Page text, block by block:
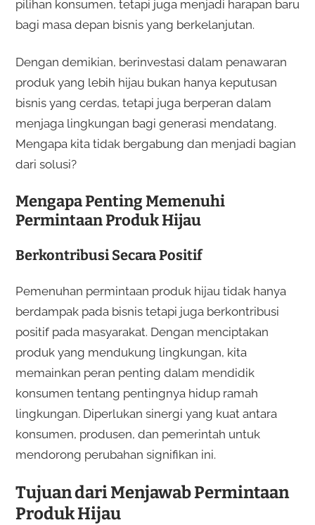
pilihan konsumen, tetapi juga menjadi harapan baru
bagi masa depan bisnis yang berkelanjutan.
Dengan demikian, berinvestasi dalam penawaran
produk yang lebih hijau bukan hanya keputusan
bisnis yang cerdas, tetapi juga berperan dalam
menjaga lingkungan bagi generasi mendatang.
Mengapa kita tidak bergabung dan menjadi bagian
dari solusi?
Mengapa Penting Memenuhi
Permintaan Produk Hijau
Berkontribusi Secara Positif
Pemenuhan permintaan produk hijau tidak hanya
berdampak pada bisnis tetapi juga berkontribusi
positif pada masyarakat. Dengan menciptakan
produk yang mendukung lingkungan, kita
memainkan peran penting dalam mendidik
konsumen tentang pentingnya hidup ramah
lingkungan. Diperlukan sinergi yang kuat antara
konsumen, produsen, dan pemerintah untuk
mendorong perubahan signifikan ini.
Tujuan dari Menjawab Permintaan
Produk Hijau